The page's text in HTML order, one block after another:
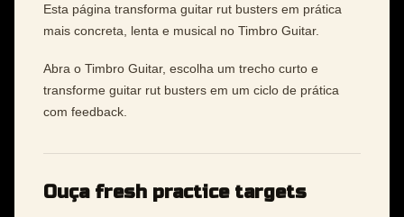
Esta página transforma guitar rut busters em prática
mais concreta, lenta e musical no Timbro Guitar.
Abra o Timbro Guitar, escolha um trecho curto e
transforme guitar rut busters em um ciclo de prática
com feedback.
Ouça fresh practice targets